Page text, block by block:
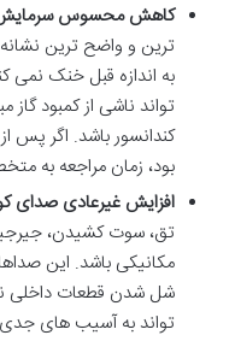
کاهش محسوس سرمایش
ترین و واضح ترین
به اندازه قبل خنک نمی
تواند ناشی از کمبود
کندانسور باشد. اگر پس
بود، زمان مراجعه به
افزایش غیرعادی صدای
تق، سوت کشیدن،
مکانیکی باشد. این
شل شدن قطعات داخلی
تواند به آسیب های